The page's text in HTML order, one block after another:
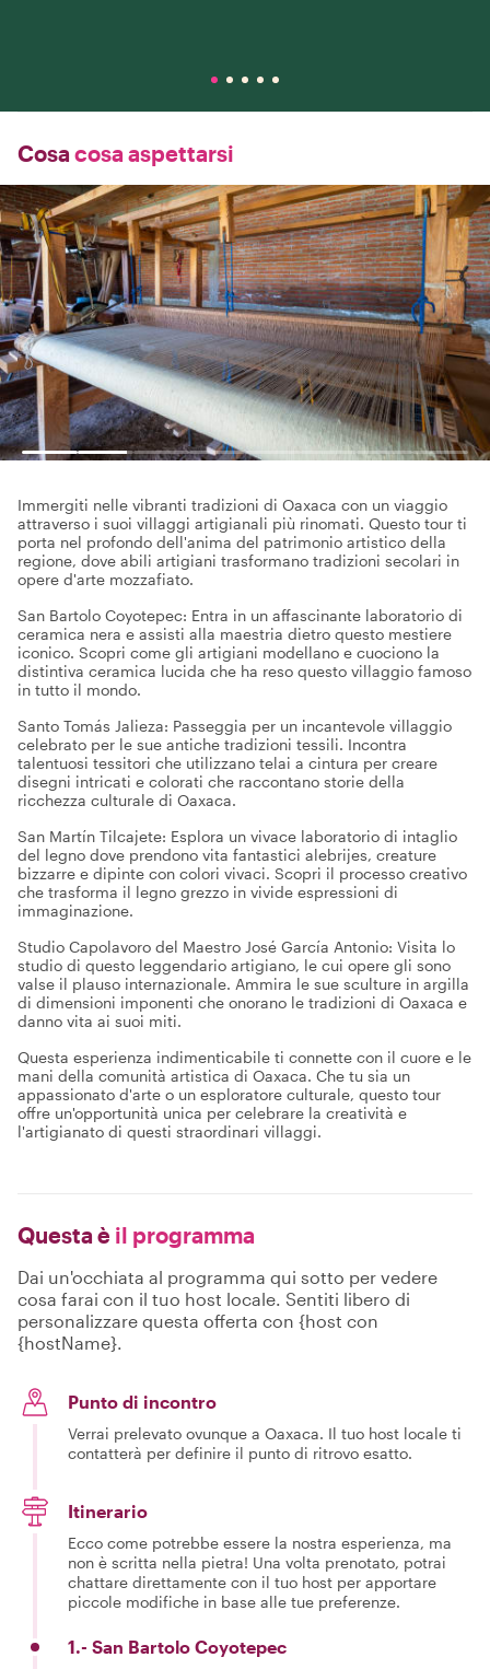
Cosa cosa aspettarsi
Immergiti nelle vibranti tradizioni di Oaxaca con un viaggio
attraverso i suoi villaggi artigianali più rinomati. Questo tour ti
porta nel profondo dell'anima del patrimonio artistico della
regione, dove abili artigiani trasformano tradizioni secolari in
opere d'arte mozzafiato.
San Bartolo Coyotepec: Entra in un affascinante laboratorio di
ceramica nera e assisti alla maestria dietro questo mestiere
iconico. Scopri come gli artigiani modellano e cuociono la
distintiva ceramica lucida che ha reso questo villaggio famoso
in tutto il mondo.
Santo Tomás Jalieza: Passeggia per un incantevole villaggio
celebrato per le sue antiche tradizioni tessili. Incontra
talentuosi tessitori che utilizzano telai a cintura per creare
disegni intricati e colorati che raccontano storie della
ricchezza culturale di Oaxaca.
San Martín Tilcajete: Esplora un vivace laboratorio di intaglio
del legno dove prendono vita fantastici alebrijes, creature
bizzarre e dipinte con colori vivaci. Scopri il processo creativo
che trasforma il legno grezzo in vivide espressioni di
immaginazione.
Studio Capolavoro del Maestro José García Antonio: Visita lo
studio di questo leggendario artigiano, le cui opere gli sono
valse il plauso internazionale. Ammira le sue sculture in argilla
di dimensioni imponenti che onorano le tradizioni di Oaxaca e
danno vita ai suoi miti.
Questa esperienza indimenticabile ti connette con il cuore e le
mani della comunità artistica di Oaxaca. Che tu sia un
appassionato d'arte o un esploratore culturale, questo tour
offre un'opportunità unica per celebrare la creatività e
l'artigianato di questi straordinari villaggi.
Questa è il programma
Dai un'occhiata al programma qui sotto per vedere
cosa farai con il tuo host locale. Sentiti libero di
personalizzare questa offerta con {host con
{hostName}.
Punto di incontro
Verrai prelevato ovunque a Oaxaca. Il tuo host locale ti
contatterà per definire il punto di ritrovo esatto.
Itinerario
Ecco come potrebbe essere la nostra esperienza, ma
non è scritta nella pietra! Una volta prenotato, potrai
chattare direttamente con il tuo host per apportare
piccole modifiche in base alle tue preferenze.
1.- San Bartolo Coyotepec